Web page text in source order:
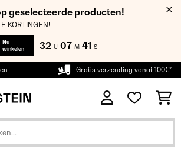
geselecteerde producten!
KORTINGEN!
Nu
winkelen
32 U 07 M 41 S
Gratis verzending vanaf 100€*